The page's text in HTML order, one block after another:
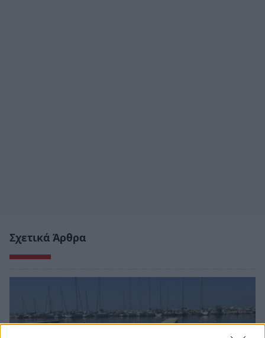
Σχετικά Άρθρα